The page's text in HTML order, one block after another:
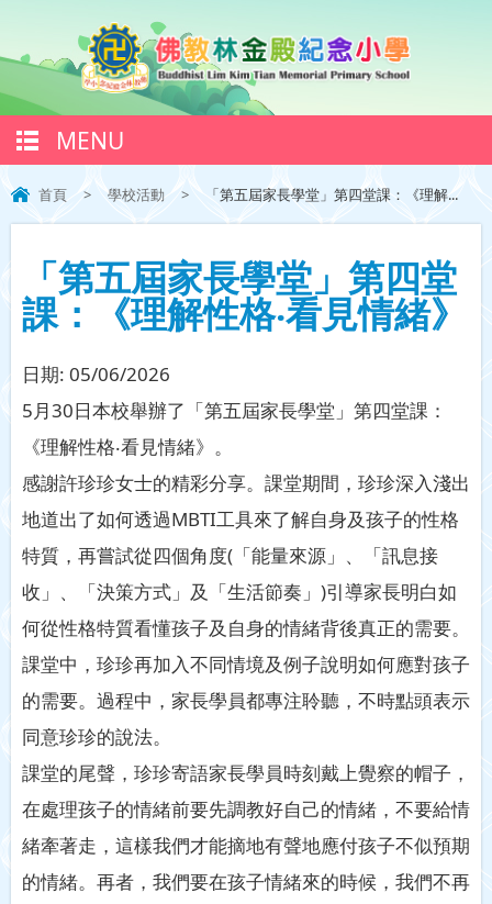
MENU
首頁 > 學校活動 > 「第五屆家長學堂」第四堂課：《理解...
「第五屆家長學堂」第四堂
課：《理解性格‧看見情緒》
日期: 05/06/2026
5月30日本校舉辦了「第五屆家長學堂」第四堂課：
《理解性格‧看見情緒》。
感謝許珍珍女士的精彩分享。課堂期間，珍珍深入淺出
地道出了如何透過MBTI工具來了解自身及孩子的性格
特質，再嘗試從四個角度(「能量來源」、「訊息接
收」、「決策方式」及「生活節奏」)引導家長明白如
何從性格特質看懂孩子及自身的情緒背後真正的需要。
課堂中，珍珍再加入不同情境及例子說明如何應對孩子
的需要。過程中，家長學員都專注聆聽，不時點頭表示
同意珍珍的說法。
課堂的尾聲，珍珍寄語家長學員時刻戴上覺察的帽子，
在處理孩子的情緒前要先調教好自己的情緒，不要給情
緒牽著走，這樣我們才能摘地有聲地應付孩子不似預期
的情緒。再者，我們要在孩子情緒來的時候，我們不再